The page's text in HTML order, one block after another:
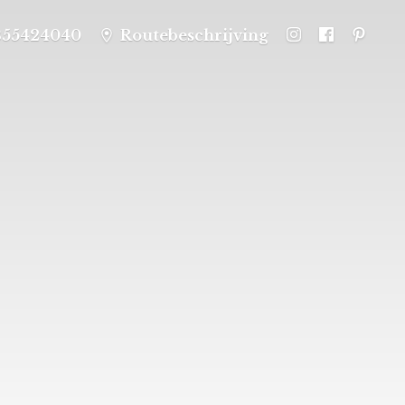
Routebeschrijving